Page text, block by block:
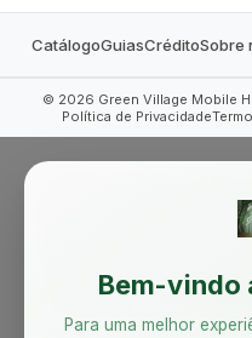
CatálogoGuiasCréditoSobre
© 2026 Green Village Mobile
Política de Privacidade
Bem-vindo
Para uma melhor